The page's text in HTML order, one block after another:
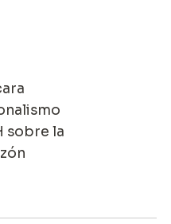
sobre la